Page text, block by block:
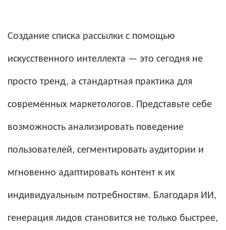
Создание списка рассылки с помощью
искусственного интеллекта — это сегодня не
просто тренд, а стандартная практика для
современных маркетологов. Представьте себе
возможность анализировать поведение
пользователей, сегментировать аудитории и
мгновенно адаптировать контент к их
индивидуальным потребностям. Благодаря ИИ,
генерация лидов становится не только быстрее,